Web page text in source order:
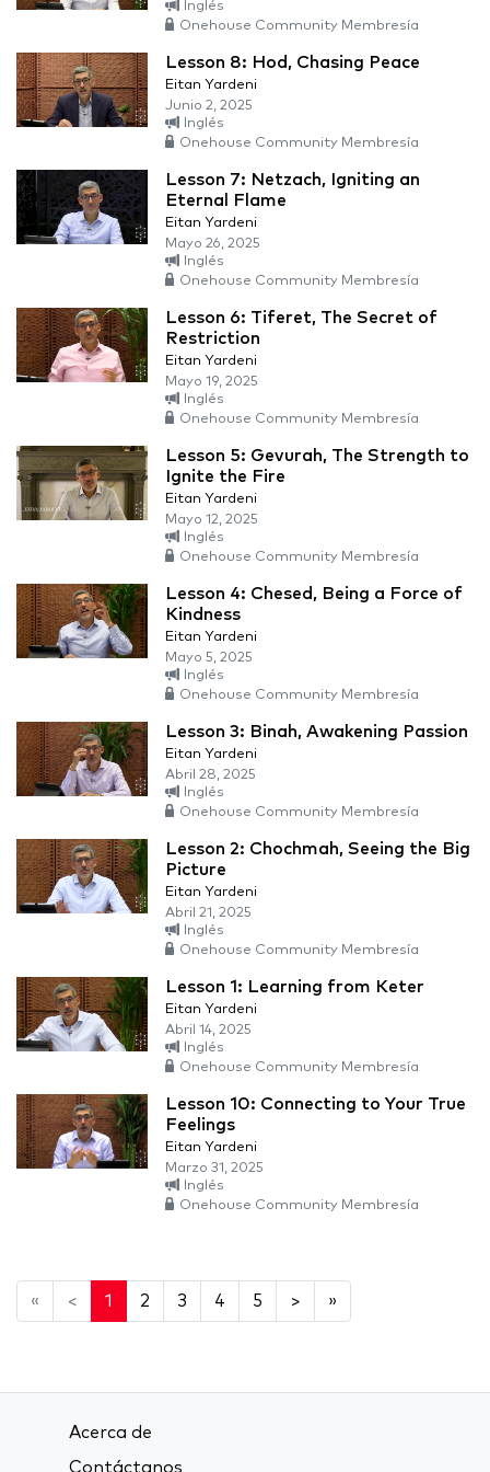
Inglés
Onehouse Community Membresía
Lesson 8: Hod, Chasing Peace
Eitan Yardeni
Junio 2, 2025
Inglés
Onehouse Community Membresía
Lesson 7: Netzach, Igniting an
Eternal Flame
Eitan Yardeni
Mayo 26, 2025
Inglés
Onehouse Community Membresía
Lesson 6: Tiferet, The Secret of
Restriction
Eitan Yardeni
Mayo 19, 2025
Inglés
Onehouse Community Membresía
Lesson 5: Gevurah, The Strength to
Ignite the Fire
Eitan Yardeni
Mayo 12, 2025
Inglés
Onehouse Community Membresía
Lesson 4: Chesed, Being a Force of
Kindness
Eitan Yardeni
Mayo 5, 2025
Inglés
Onehouse Community Membresía
Lesson 3: Binah, Awakening Passion
Eitan Yardeni
Abril 28, 2025
Inglés
Onehouse Community Membresía
Lesson 2: Chochmah, Seeing the Big
Picture
Eitan Yardeni
Abril 21, 2025
Inglés
Onehouse Community Membresía
Lesson 1: Learning from Keter
Eitan Yardeni
Abril 14, 2025
Inglés
Onehouse Community Membresía
Lesson 10: Connecting to Your True
Feelings
Eitan Yardeni
Marzo 31, 2025
Inglés
Onehouse Community Membresía
« < 1 2 3 4 5 > »
Acerca de
Contáctanos